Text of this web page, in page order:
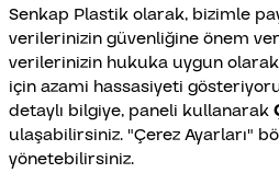
Senkap Plastik olarak, bizimle
verilerinizin güvenliğine önem
verilerinizin hukuka uygun
için azami hassasiyeti
detaylı bilgiye, paneli kullanarak
ulaşabilirsiniz. "Çerez Ayarları"
yönetebilirsiniz.